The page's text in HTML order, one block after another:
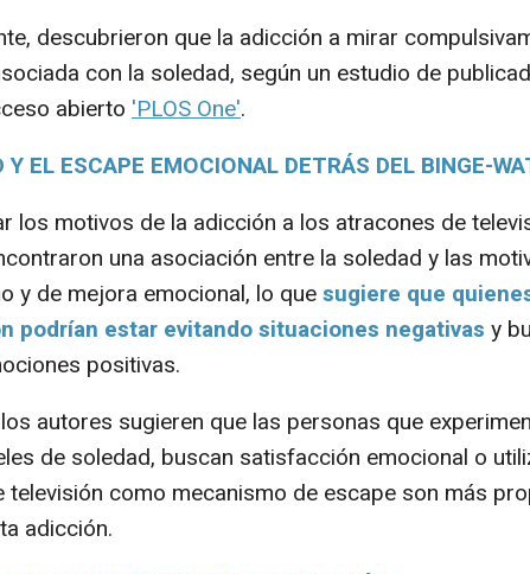
descubrieron que la adicción a mirar
con la soledad, según un estudio de
abierto 'PLOS One'.
Y EL ESCAPE EMOCIONAL DETRÁS DEL BINGE-
los motivos de la adicción a los atracones de
una asociación entre la soledad y las
y de mejora emocional, lo quesugiere que
podrían estar evitando situaciones negativas y
positivas.
autores sugieren que las personas que
de soledad, buscan satisfacción emocional o
televisión como mecanismo de escape son más
adicción.